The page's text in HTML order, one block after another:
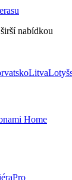
nabídkou
Litva
Home
Pro